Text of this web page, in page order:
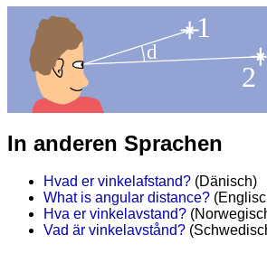
In anderen Sprachen
Hvad er vinkelafstand? (Dänisch)
What is angular distance?
Hva er vinkelavstand?
Vad är vinkelavstånd?